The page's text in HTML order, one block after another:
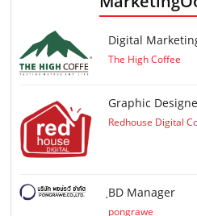
Digital
The High Coffee
Graphic
Redhouse Digital
ฺBD Manager
pongrawe